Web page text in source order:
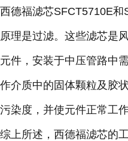
西德福滤芯SFCT5710E
原理是过滤。这些滤芯是
元件，安装于中压管路中
作介质中的固体颗粒及胶
污染度，并使元件正常工作
综上所述，西德福滤芯的